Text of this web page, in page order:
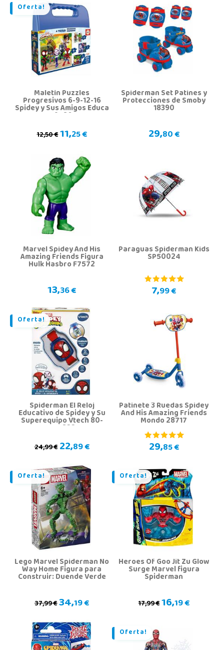
Oferta!
Maletín Puzzles
Progresivos 6-9-12-16
Spidey y Sus Amigos Educa
19580
12,50 €11,25 €
Spiderman Set Patines y
Protecciones de Smoby
18390
29,80 €
Marvel Spidey And His
Amazing Friends Figura
Hulk Hasbro F7572
13,36 €
Paraguas Spiderman Kids
SP50024
7,99 €
Oferta!
Spiderman El Reloj
Educativo de Spidey y Su
Superequipo Vtech 80-
554322
24,99 €22,89 €
Patinete 3 Ruedas Spidey
And His Amazing Friends
Mondo 28717
29,85 €
Oferta!
Lego Marvel Spiderman No
Way Home Figura para
Construir: Duende Verde
37,99 €34,19 €
Oferta!
Heroes Of Goo Jit Zu Glow
Surge Marvel figura
Spiderman
17,99 €16,19 €
Oferta!